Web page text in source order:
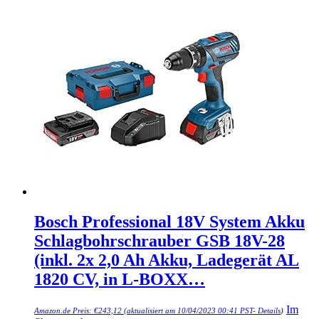
Bosch Professional 18V System Akku
Schlagbohrschrauber GSB 18V-28
(inkl. 2x 2,0 Ah Akku, Ladegerät AL
1820 CV, in L-BOXX…
Amazon.de Preis: €243,12 (aktualisiert am 10/04/2023 00:41 PST- Details) Im